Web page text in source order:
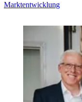
Marktentwicklung